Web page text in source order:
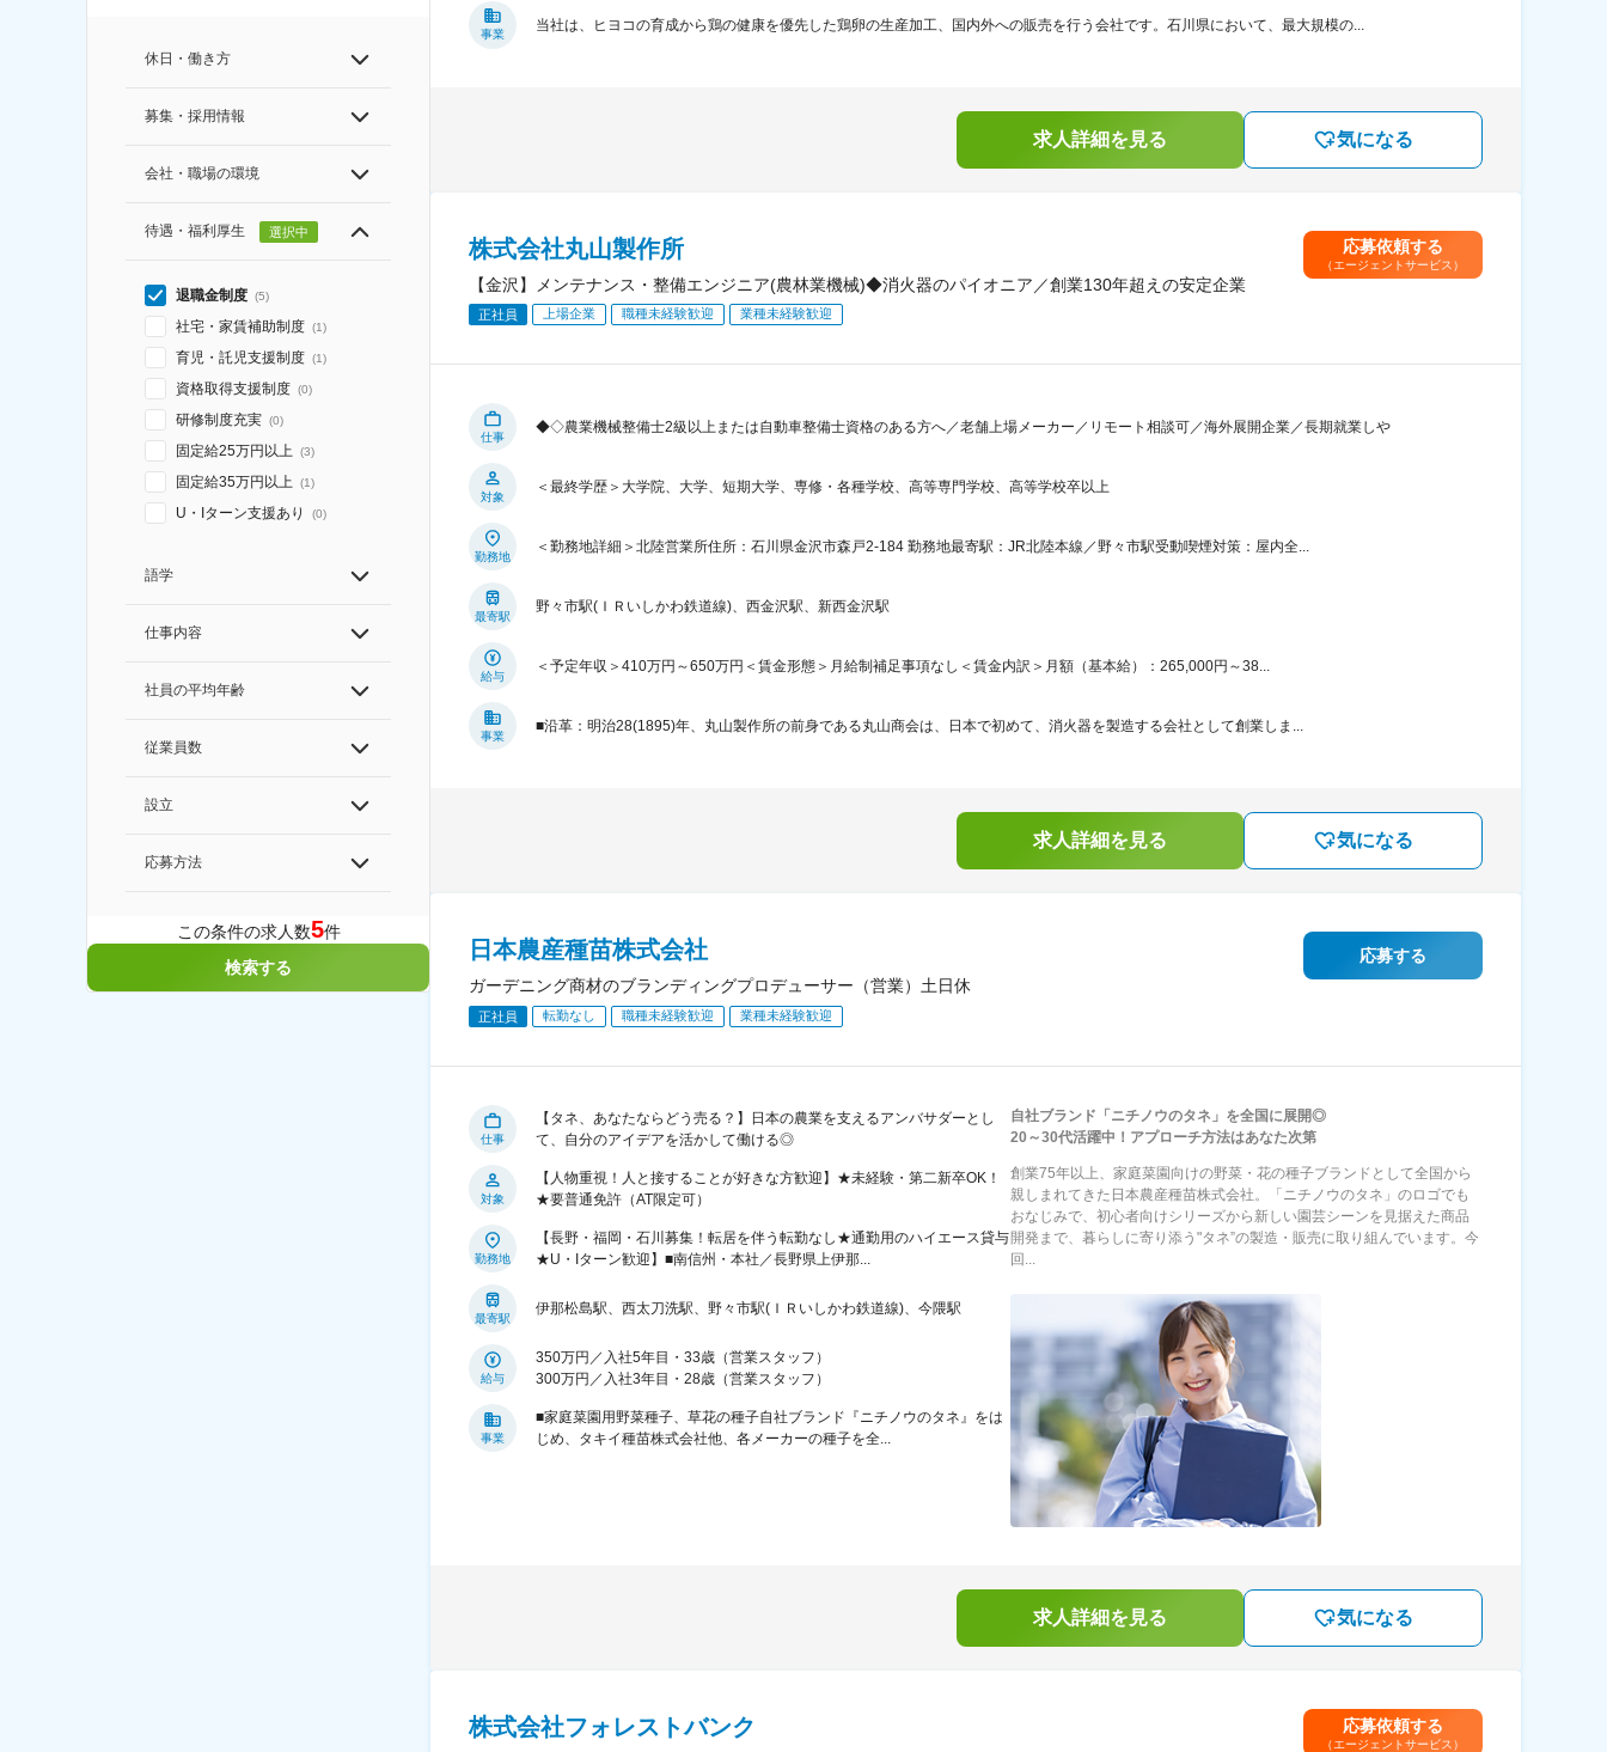
休日・働き方
募集・採用情報
会社・職場の環境
待遇・福利厚生 選択中
退職金制度 (5)
社宅・家賃補助制度 (1)
育児・託児支援制度 (1)
資格取得支援制度 (0)
研修制度充実 (0)
固定給25万円以上 (3)
固定給35万円以上 (1)
U・Iターン支援あり (0)
語学
仕事内容
社員の平均年齢
従業員数
設立
応募方法
この条件の求人数5件
検索する
事業
当社は、ヒヨコの育成から鶏の健康を優先した鶏卵の生産加工、国内外への販売を行う会社です。石川県において、最大規模の...
求人詳細を見る 気になる
株式会社丸山製作所
【金沢】メンテナンス・整備エンジニア(農林業機械)◆消火器のパイオニア／創業130年超えの安定企業
正社員 上場企業 職種未経験歓迎 業種未経験歓迎
応募依頼する
（エージェントサービス）
仕事
◆◇農業機械整備士2級以上または自動車整備士資格のある方へ／老舗上場メーカー／リモート相談可／海外展開企業／長期就業しや
対象
＜最終学歴＞大学院、大学、短期大学、専修・各種学校、高等専門学校、高等学校卒以上
勤務地
＜勤務地詳細＞北陸営業所住所：石川県金沢市森戸2-184 勤務地最寄駅：JR北陸本線／野々市駅受動喫煙対策：屋内全...
最寄駅
野々市駅(ＩＲいしかわ鉄道線)、西金沢駅、新西金沢駅
給与
＜予定年収＞410万円～650万円＜賃金形態＞月給制補足事項なし＜賃金内訳＞月額（基本給）：265,000円～38...
事業
■沿革：明治28(1895)年、丸山製作所の前身である丸山商会は、日本で初めて、消火器を製造する会社として創業しま...
求人詳細を見る 気になる
日本農産種苗株式会社
ガーデニング商材のブランディングプロデューサー（営業）土日休
正社員 転勤なし 職種未経験歓迎 業種未経験歓迎
応募する
仕事
【タネ、あなたならどう売る？】日本の農業を支えるアンバサダーとし
て、自分のアイデアを活かして働ける◎
対象
【人物重視！人と接することが好きな方歓迎】★未経験・第二新卒OK！
★要普通免許（AT限定可）
勤務地
【長野・福岡・石川募集！転居を伴う転勤なし★通勤用のハイエース貸与
★U・Iターン歓迎】■南信州・本社／長野県上伊那...
最寄駅
伊那松島駅、西太刀洗駅、野々市駅(ＩＲいしかわ鉄道線)、今隈駅
給与
350万円／入社5年目・33歳（営業スタッフ）
300万円／入社3年目・28歳（営業スタッフ）
事業
■家庭菜園用野菜種子、草花の種子自社ブランド『ニチノウのタネ』をは
じめ、タキイ種苗株式会社他、各メーカーの種子を全...
自社ブランド「ニチノウのタネ」を全国に展開◎
20～30代活躍中！アプローチ方法はあなた次第
創業75年以上、家庭菜園向けの野菜・花の種子ブランドとして全国から
親しまれてきた日本農産種苗株式会社。「ニチノウのタネ」のロゴでも
おなじみで、初心者向けシリーズから新しい園芸シーンを見据えた商品
開発まで、暮らしに寄り添う"タネ”の製造・販売に取り組んでいます。今
回...
求人詳細を見る 気になる
株式会社フォレストバンク 応募依頼する
（エージェントサービス）